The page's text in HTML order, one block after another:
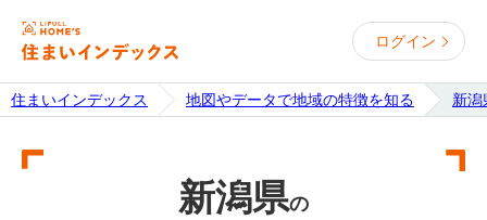
ログイン
住まいインデックス 地図やデータで地域の特徴を知る 新潟
新潟県の